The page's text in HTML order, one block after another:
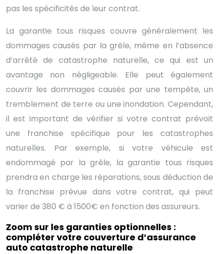
pas les spécificités de leur contrat.
La garantie tous risques couvre généralement les
dommages causés par la grêle, même en l’absence
d’arrêté de catastrophe naturelle, ce qui est un
avantage non négligeable. Elle peut également
couvrir les dommages causés par une tempête, un
tremblement de terre ou une inondation. Cependant,
il est important de vérifier si votre contrat prévoit
une franchise spécifique pour les catastrophes
naturelles. Par exemple, si votre véhicule est
endommagé par la grêle, la garantie tous risques
prendra en charge les réparations, sous déduction de
la franchise prévue dans votre contrat, qui peut
varier de 380 € à 1500€ en fonction des assureurs.
Zoom sur les garanties optionnelles :
compléter votre couverture d’assurance
auto catastrophe naturelle